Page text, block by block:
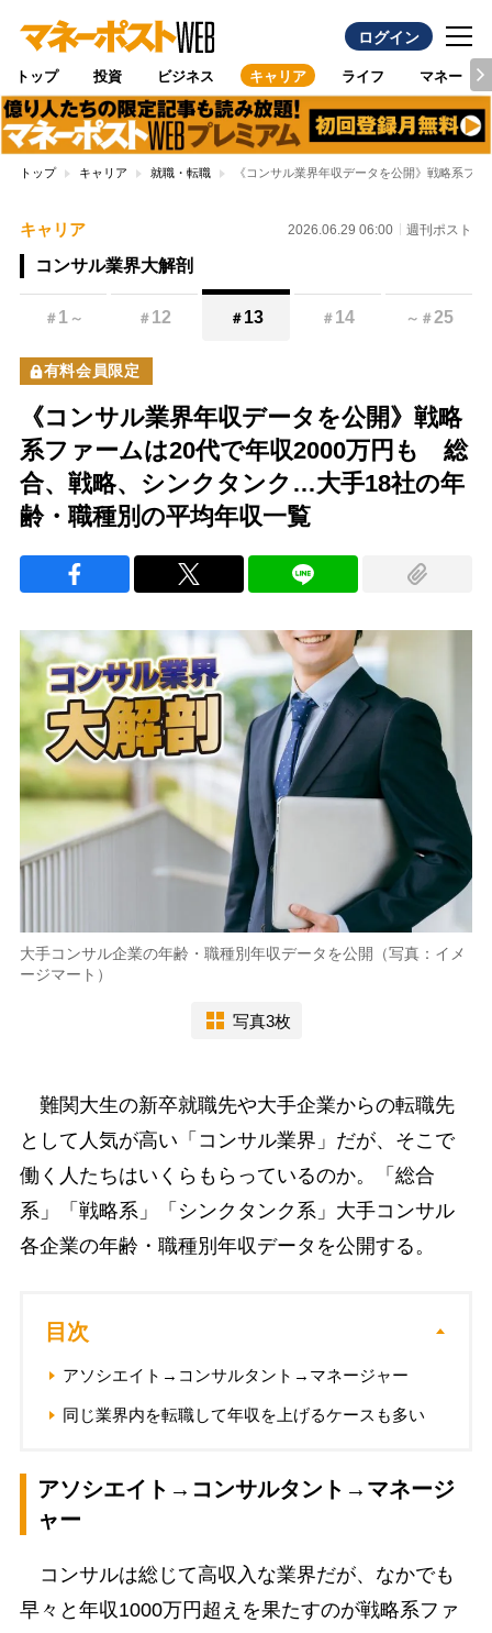
ログイン
トップ 投資 ビジネス キャリア ライフ マネー
トップ キャリア 就職・転職 《コンサル業界年収データを公開》戦略系フ
キャリア 2026.06.29 06:00 週刊ポスト
コンサル業界大解剖
＃ 1 ～ ＃ 12 ＃ 13 ＃ 14 ～ ＃25
有料会員限定
《コンサル業界年収データを公開》戦略
系ファームは20代で年収2000万円も 総
合、戦略、シンクタンク…大手18社の年
齢・職種別の平均年収一覧
大手コンサル企業の年齢・職種別年収データを公開（写真：イメ
ージマート）
写真3枚
難関大生の新卒就職先や大手企業からの転職先
として人気が高い「コンサル業界」だが、そこで
働く人たちはいくらもらっているのか。「総合
系」「戦略系」「シンクタンク系」大手コンサル
各企業の年齢・職種別年収データを公開する。
目次
アソシエイト→コンサルタント→マネージャー
同じ業界内を転職して年収を上げるケースも多い
アソシエイト→コンサルタント→マネージ
ャー
コンサルは総じて高収入な業界だが、なかでも
早々と年収1000万円超えを果たすのが戦略系ファ